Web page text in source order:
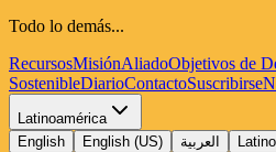
Todo lo demás...
RecursosMisiónAliadoObjetivos de
SostenibleDiarioContactoSuscribirse
Latinoamérica
English
English (US) العربية